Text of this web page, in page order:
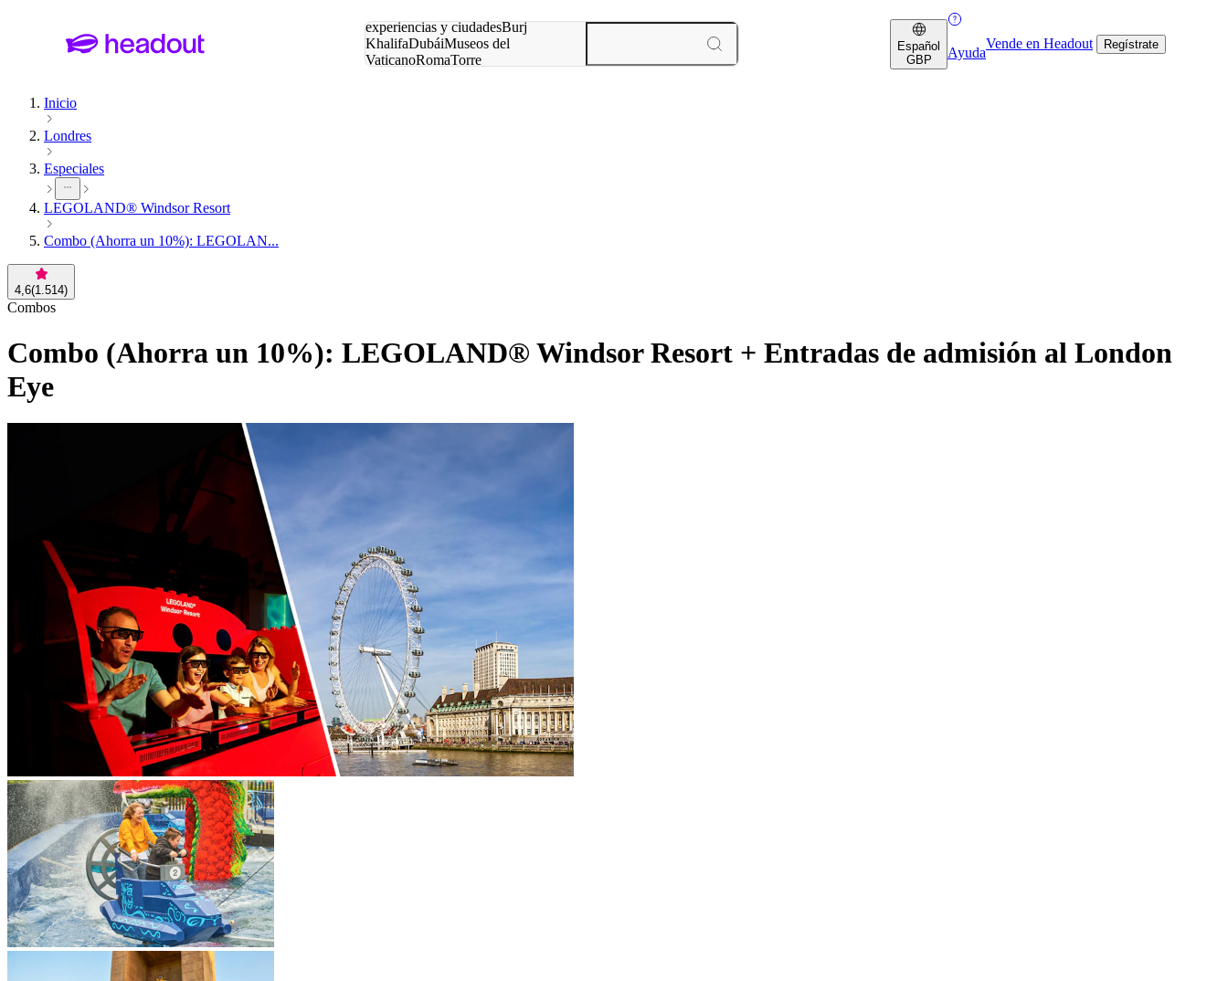
experiencias y ciudadesBurj
KhalifaDubáiMuseos del
VaticanoRomaTorre
Español
GBP
Ayuda
Vende en Headout Regístrate
Inicio
Londres
Especiales
LEGOLAND® Windsor Resort
Combo (Ahorra un 10%): LEGOLAN...
4,6(1.514)
Combos
Combo (Ahorra un 10%): LEGOLAND® Windsor Resort + Entradas de admisión al London
Eye